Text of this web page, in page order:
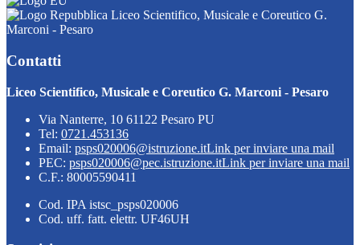
Liceo Scientifico, Musicale e Coreutico G.
Marconi - Pesaro
Contatti
Liceo Scientifico, Musicale e Coreutico G. Marconi - Pesaro
Via Nanterre, 10 61122 Pesaro PU
Tel: 0721.453136
Email: psps020006@istruzione.itLink per inviare una mail
PEC: psps020006@pec.istruzione.itLink per inviare una mail
C.F.: 80005590411
Cod. IPA istsc_psps020006
Cod. uff. fatt. elettr. UF46UH